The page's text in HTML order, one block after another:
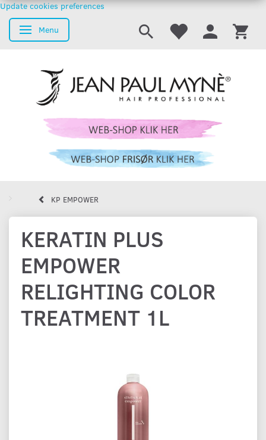
Update cookies preferences
Skifte navigation
Menu
KP EMPOWER
KERATIN PLUS
EMPOWER
RELIGHTING COLOR
TREATMENT 1L